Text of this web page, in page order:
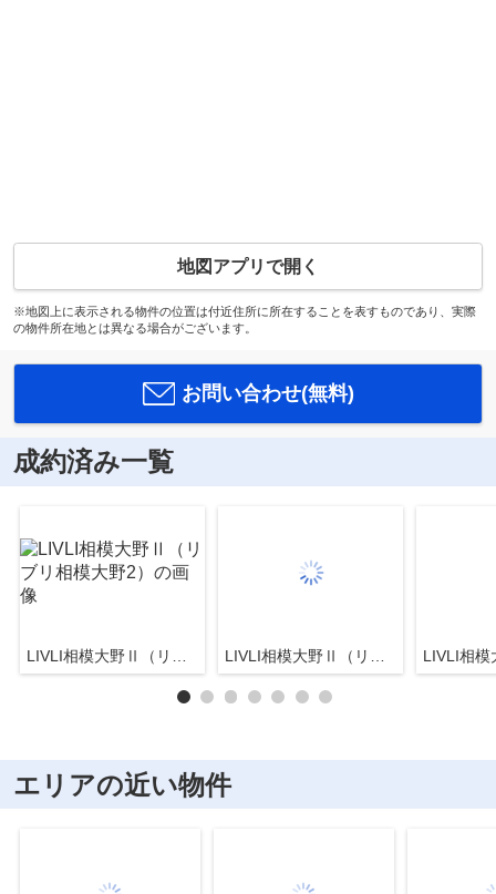
地図アプリで開く
※地図上に表示される物件の位置は付近住所に所在することを表すものであり、実際
の物件所在地とは異なる場合がございます。
お問い合わせ(無料)
成約済み一覧
LIVLI相模大野Ⅱ（リブリ相模大野2） LIVLI相模大野Ⅱ（リブリ相模大野2）
エリアの近い物件